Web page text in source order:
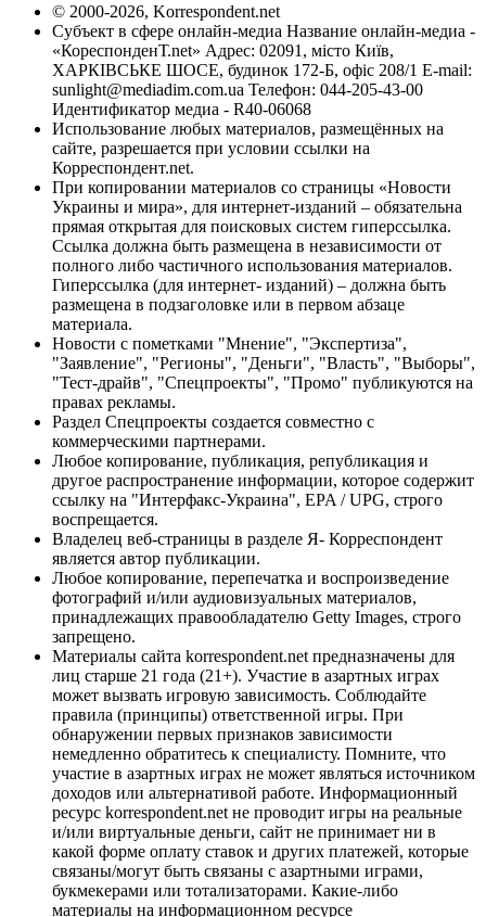
© 2000-2026, Korrespondent.net
Субъект в сфере онлайн-медиа Название онлайн-медиа -
«КореспонденТ.net» Адрес: 02091, місто Київ,
ХАРКІВСЬКЕ ШОСЕ, будинок 172-Б, офіс 208/1 E-mail:
sunlight@mediadim.com.ua Телефон: 044-205-43-00
Идентификатор медиа - R40-06068
Использование любых материалов, размещённых на
сайте, разрешается при условии ссылки на
Корреспондент.net.
При копировании материалов со страницы «Новости
Украины и мира», для интернет-изданий – обязательна
прямая открытая для поисковых систем гиперссылка.
Ссылка должна быть размещена в независимости от
полного либо частичного использования материалов.
Гиперссылка (для интернет- изданий) – должна быть
размещена в подзаголовке или в первом абзаце
материала.
Новости с пометками "Мнение", "Экспертиза",
"Заявление", "Регионы", "Деньги", "Власть", "Выборы",
"Тест-драйв", "Спецпроекты", "Промо" публикуются на
правах рекламы.
Раздел Спецпроекты создается совместно с
коммерческими партнерами.
Любое копирование, публикация, републикация и
другое распространение информации, которое содержит
ссылку на "Интерфакс-Украина", EPA / UPG, строго
воспрещается.
Владелец веб-страницы в разделе Я- Корреспондент
является автор публикации.
Любое копирование, перепечатка и воспроизведение
фотографий и/или аудиовизуальных материалов,
принадлежащих правообладателю Getty Images, строго
запрещено.
Материалы сайта korrespondent.net предназначены для
лиц старше 21 года (21+). Участие в азартных играх
может вызвать игровую зависимость. Соблюдайте
правила (принципы) ответственной игры. При
обнаружении первых признаков зависимости
немедленно обратитесь к специалисту. Помните, что
участие в азартных играх не может являться источником
доходов или альтернативой работе. Информационный
ресурс korrespondent.net не проводит игры на реальные
и/или виртуальные деньги, сайт не принимает ни в
какой форме оплату ставок и других платежей, которые
связаны/могут быть связаны с азартными играми,
букмекерами или тотализаторами. Какие-либо
материалы на информационном ресурсе